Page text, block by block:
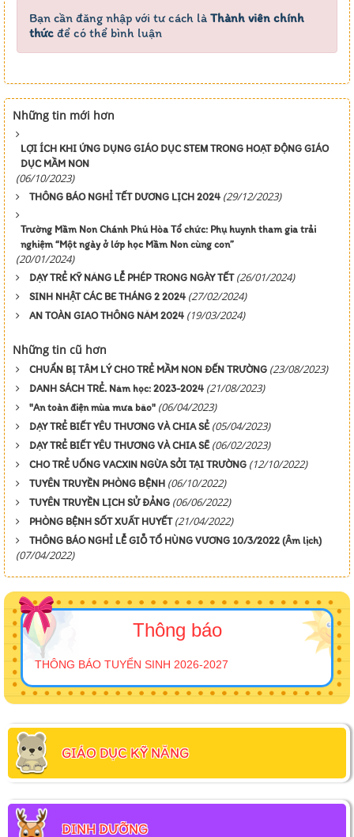
Bạn cần đăng nhập với tư cách là Thành viên chính
thức để có thể bình luận
Những tin mới hơn
LỢI ÍCH KHI ỨNG DỤNG GIÁO DỤC STEM TRONG HOẠT ĐỘNG GIÁO
DỤC MẦM NON
(06/10/2023)
THÔNG BÁO NGHỈ TẾT DƯƠNG LỊCH 2024 (29/12/2023)
Trường Mầm Non Chánh Phú Hòa Tổ chức: Phụ huynh tham gia trải
nghiệm “Một ngày ở lớp học Mầm Non cùng con”
(20/01/2024)
DẠY TRẺ KỸ NĂNG LỄ PHÉP TRONG NGÀY TẾT (26/01/2024)
SINH NHẬT CÁC BE THÁNG 2 2024 (27/02/2024)
AN TOÀN GIAO THÔNG NĂM 2024 (19/03/2024)
Những tin cũ hơn
CHUẨN BỊ TÂM LÝ CHO TRẺ MẦM NON ĐẾN TRƯỜNG (23/08/2023)
DANH SÁCH TRẺ. Năm học: 2023-2024 (21/08/2023)
"An toàn điện mùa mưa bão" (06/04/2023)
DẠY TRẺ BIẾT YÊU THƯƠNG VÀ CHIA SẺ (05/04/2023)
DẠY TRẺ BIẾT YÊU THƯƠNG VÀ CHIA SẼ (06/02/2023)
CHO TRẺ UỐNG VACXIN NGỪA SỞI TẠI TRƯỜNG (12/10/2022)
TUYÊN TRUYỀN PHÒNG BỆNH (06/10/2022)
TUYÊN TRUYỀN LỊCH SỬ ĐẢNG (06/06/2022)
PHÒNG BỆNH SỐT XUẤT HUYẾT (21/04/2022)
THÔNG BÁO NGHỈ LỄ GIỖ TỔ HÙNG VƯƠNG 10/3/2022 (Âm lịch)
(07/04/2022)
Thông báo
THÔNG BÁO TUYỂN SINH 2026-2027
GIÁO DỤC KỸ NĂNG
DINH DƯỠNG